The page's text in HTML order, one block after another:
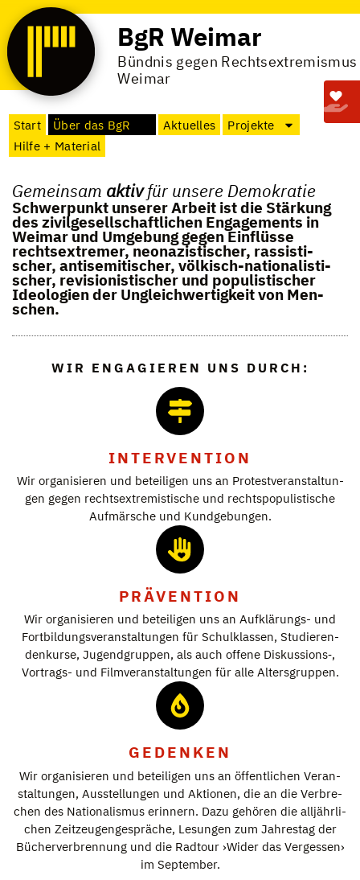
BgR Weimar
Bündnis gegen Rechtsextremismus
Weimar
Start Über das BgR Aktuelles
Projekte
Hilfe + Material
Gemeinsam aktivfür unsere Demokratie
Schwer­punkt unse­rer Arbeit ist die Stär­kung
des zivil­ge­sell­schaft­li­chen Enga­ge­ments in
Wei­mar und Umge­bung gegen Ein­flüsse
rechts­extre­mer, neo­na­zis­ti­scher, ras­sis­ti­
scher, anti­se­mi­ti­scher, völ­kisch-natio­na­lis­ti­
scher, revi­sio­nis­ti­scher und popu­lis­ti­scher
Ideo­lo­gien der Ungleich­wer­tig­keit von Men­
schen.
WIR ENGAGIEREN UNS DURCH:
INTERVENTION
Wir orga­ni­sie­ren und betei­li­gen uns an Pro­test­ver­an­stal­tun­
gen gegen rechts­extre­mis­ti­sche und rechts­po­pu­lis­ti­sche
Auf­mär­sche und Kund­ge­bun­gen.
PRÄVENTION
Wir orga­ni­sie­ren und betei­li­gen uns an Auf­klä­rungs- und
Fort­bil­dungs­ver­an­stal­tun­gen für Schul­klas­sen, Stu­die­ren­
den­kurse, Jugend­grup­pen, als auch offene Diskussions‑,
Vor­trags- und Film­ver­an­stal­tun­gen für alle Alters­grup­pen.
GEDENKEN
Wir orga­ni­sie­ren und betei­li­gen uns an öffent­li­chen Ver­an­
stal­tun­gen, Aus­stel­lun­gen und Aktio­nen, die an die Ver­bre­
chen des Natio­na­lis­mus erin­nern. Dazu gehö­ren die all­jähr­li­
chen Zeit­zeu­gen­ge­sprä­che, Lesun­gen zum Jah­res­tag der
Bücher­ver­bren­nung und die Rad­tour ›Wider das Ver­ges­sen›
im Sep­tem­ber.